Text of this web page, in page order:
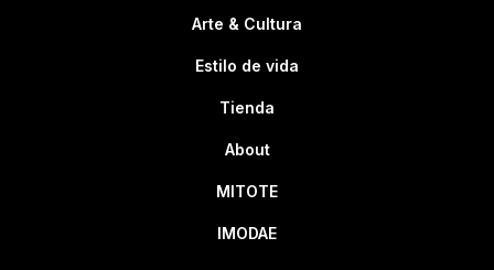
Arte & Cultura
Estilo de vida
Tienda
About
MITOTE
IMODAE